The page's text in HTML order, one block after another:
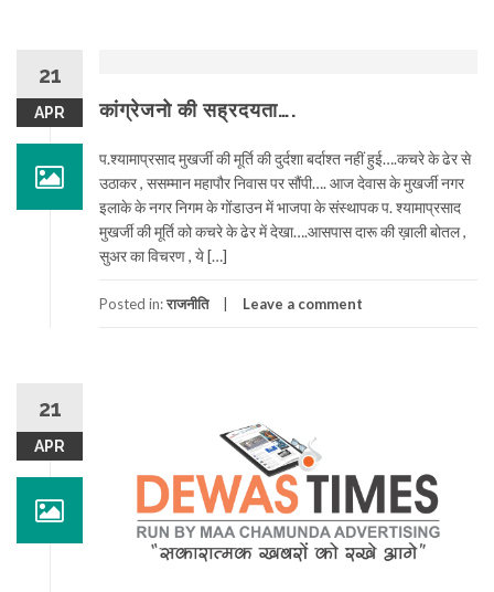
21
APR कांग्रेजनो की सह्रदयता….
प.श्यामाप्रसाद मुखर्जी की मूर्ति की दुर्दशा बर्दाश्त नहीं हुई….कचरे के ढेर से
उठाकर , ससम्मान महापौर निवास पर सौंपी…. आज देवास के मुखर्जी नगर
इलाके के नगर निगम के गोंडाउन में भाजपा के संस्थापक प. श्यामाप्रसाद
मुखर्जी की मूर्ति को कचरे के ढेर में देखा….आसपास दारू की ख़ाली बोतल ,
सुअर का विचरण , ये […]
Posted in:राजनीति Leave a comment
21
APR